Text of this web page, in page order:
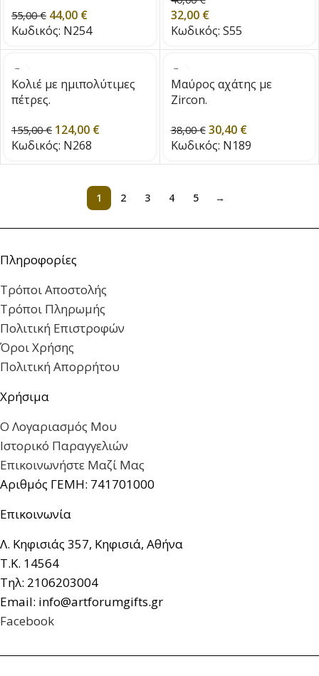
55,00€ 44,00 €
Κωδικός: N254
32,00 €
Κωδικός: S55
Κολιέ με ημιπολύτιμες
πέτρες.
155,00€ 124,00 €
Κωδικός: N268
Μαύρος αχάτης με
Zircon.
38,00€ 30,40 €
Κωδικός: N189
1 2 3 4 5 →
Πληροφορίες
Τρόποι Αποστολής
Τρόποι Πληρωμής
Πολιτική Επιστροφών
Όροι Χρήσης
Πολιτική Απορρήτου
Χρήσιμα
Ο Λογαριασμός Μου
Ιστορικό Παραγγελιών
Επικοινωνήστε Μαζί Μας
Αριθμός ΓΕΜΗ: 741701000
Επικοινωνία
Λ. Κηφισιάς 357, Κηφισιά, Αθήνα
Τ.Κ. 14564
Τηλ: 2106203004
Email: info@artforumgifts.gr
Facebook